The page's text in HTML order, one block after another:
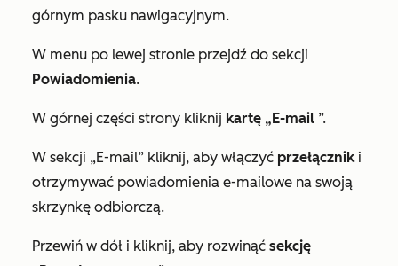
górnym pasku nawigacyjnym.
W menu po lewej stronie przejdź do sekcji
Powiadomienia.
W górnej części strony kliknij kartę „E-mail ”.
W sekcji „E-mail” kliknij, aby włączyć przełączniki
otrzymywać powiadomienia e-mailowe na swoją
skrzynkę odbiorczą.
Przewiń w dół i kliknij, aby rozwinąć sekcję